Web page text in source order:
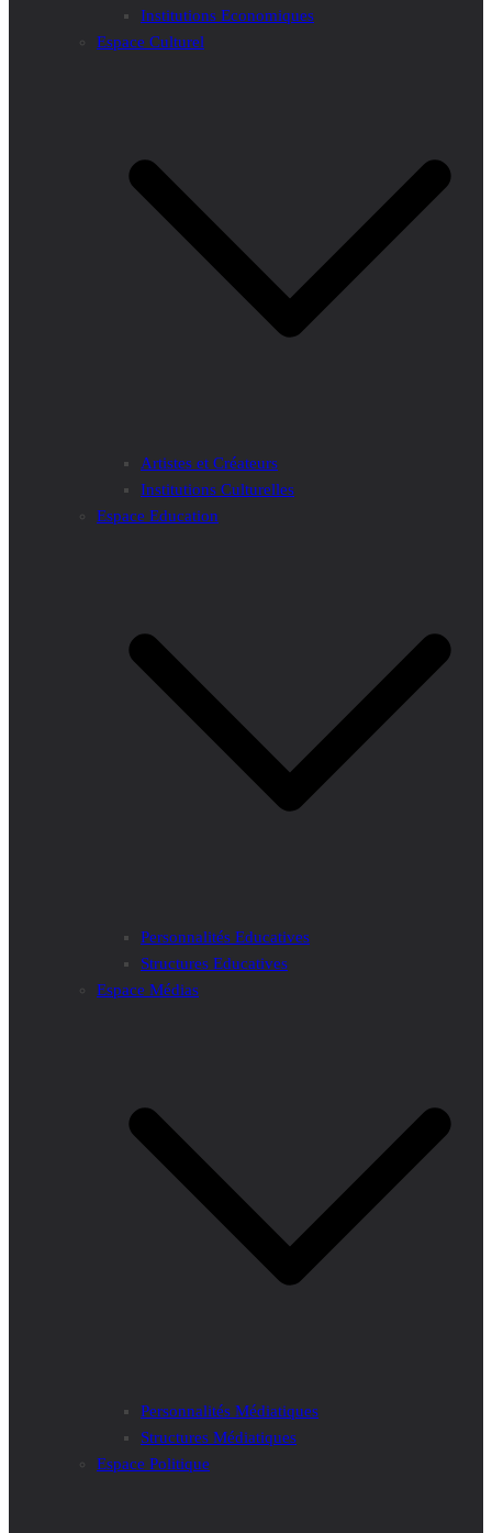
Institutions Economiques
Espace Culturel
Artistes et Créateurs
Institutions Culturelles
Espace Education
Personnalités Educatives
Structures Educatives
Espace Médias
Personnalités Médiatiques
Structures Médiatiques
Espace Politique